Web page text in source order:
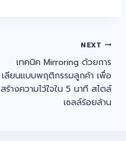
NEXT
เทคนิค Mirroring ด้วยการ
เลียนแบบพฤติกรรมลูกค้า เพื่อ
สร้างความไว้ใจใน 5 นาที สไตล์
เซลล์ร้อยล้าน